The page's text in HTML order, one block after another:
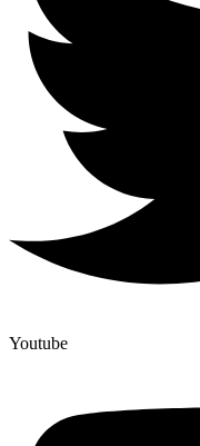
Youtube